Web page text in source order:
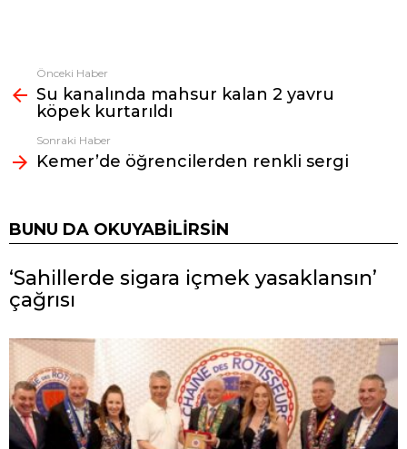
Fazlasına
bak
Önceki Haber
Su kanalında mahsur kalan 2 yavru
köpek kurtarıldı
Sonraki Haber
Kemer’de öğrencilerden renkli sergi
BUNU DA OKUYABILIRSIN
‘Sahillerde sigara içmek yasaklansın’
çağrısı